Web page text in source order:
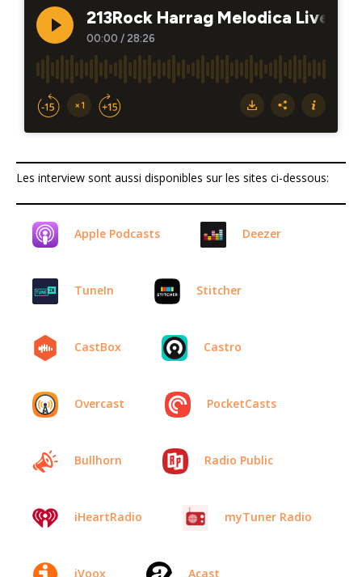
Les interview sont aussi disponibles sur les sites ci-dessous:
Apple Podcasts Deezer
TuneIn Stitcher
CastBox Castro
Overcast PocketCasts
Bullhorn Radio Public
iHeartRadio myTuner Radio
iVoox Acast